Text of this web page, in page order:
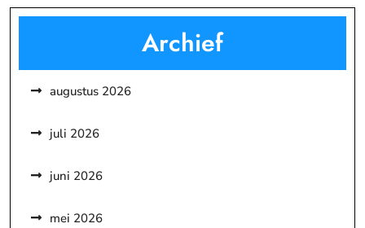
Archief
augustus 2026
juli 2026
juni 2026
mei 2026